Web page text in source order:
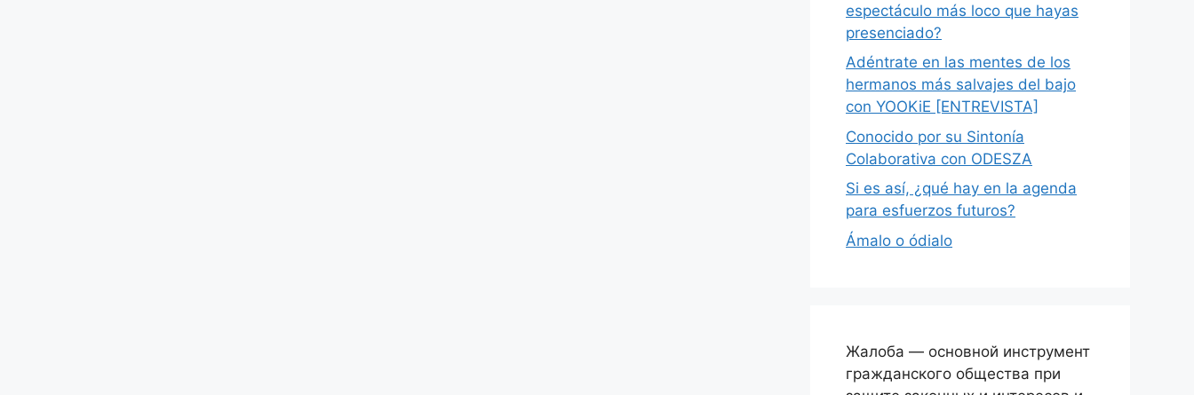
espectáculo más loco que hayas
presenciado?
Adéntrate en las mentes de los
hermanos más salvajes del bajo
con YOOKiE [ENTREVISTA]
Conocido por su Sintonía
Colaborativa con ODESZA
Si es así, ¿qué hay en la agenda
para esfuerzos futuros?
Ámalo o ódialo
Жалоба — основной инструмент
гражданского общества при